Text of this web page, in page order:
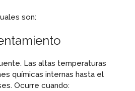
son:
Las altas temperaturas
químicas internas hasta el
Ocurre cuando: